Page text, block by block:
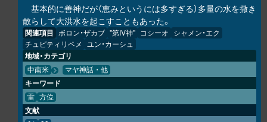
基本的に善神だが（恵みというには多すぎる）多量の水を撒き
散らして大洪水を起こすこともあった。
関連項目 ボロン・ザカブ "第IV神" コシーオ シャメン・エク
チュピティリペメ
ユン・カーシュ
地域・カテゴリ
中南米 マヤ神話・他
キーワード
雷 方位
文献